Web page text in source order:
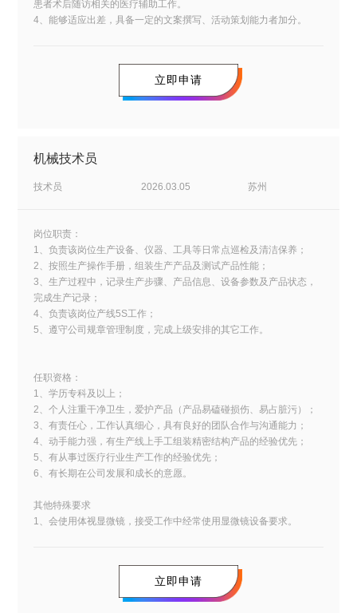
患者术后随访相关的医疗辅助工作。
4、能够适应出差，具备一定的文案撰写、活动策划能力者加分。
立即申请
机械技术员
技术员 2026.03.05 苏州
岗位职责：
1、负责该岗位生产设备、仪器、工具等日常点巡检及清洁保养；
2、按照生产操作手册，组装生产产品及测试产品性能；
3、生产过程中，记录生产步骤、产品信息、设备参数及产品状态，
完成生产记录；
4、负责该岗位产线5S工作；
5、遵守公司规章管理制度，完成上级安排的其它工作。
任职资格：
1、学历专科及以上；
2、个人注重干净卫生，爱护产品（产品易磕碰损伤、易占脏污）；
3、有责任心，工作认真细心，具有良好的团队合作与沟通能力；
4、动手能力强，有生产线上手工组装精密结构产品的经验优先；
5、有从事过医疗行业生产工作的经验优先；
6、有长期在公司发展和成长的意愿。
其他特殊要求
1、会使用体视显微镜，接受工作中经常使用显微镜设备要求。
立即申请